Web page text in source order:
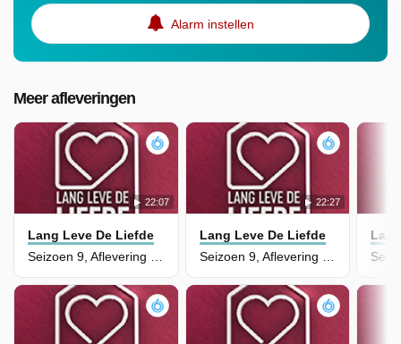
Alarm instellen
Meer afleveringen
22:07
Lang Leve De Liefde
Seizoen 9, Aflevering 98
22:27
Lang Leve De Liefde
Seizoen 9, Aflevering 97